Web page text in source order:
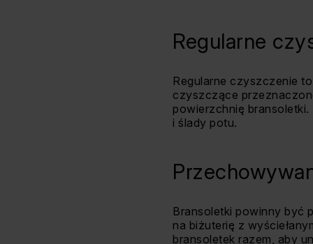
Regularne
Regularne czyszczenie
czyszczące
powierzchnię
i ślady potu.
Bransoletki powinny być
na biżuterię z
bransoletek razem, aby